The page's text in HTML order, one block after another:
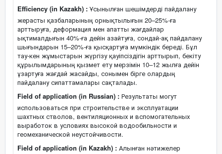
Efficiency (in Kazakh) :Ұсынылған шешімдерді пайдалану
жерасты қазбаларының орнықтылығын 20–25%-ға
арттыруға, деформация мен апатты жағдайлар
ықтималдығын 40%-ға дейін азайтуға, сондай-ақ пайдалану
шығындарын 15–20%-ға қысқартуға мүмкіндік береді. Бұл
тау-кен жұмыстарын жүргізу қауіпсіздігін арттырып, бекіту
құрылымдарының қызмет ету мерзімін 10–12 жылға дейін
ұзартуға жағдай жасайды, сонымен бірге олардың
пайдалану сипаттамалары сақталады.
Field of application (in Russian) : Результаты могут
использоваться при строительстве и эксплуатации
шахтных стволов, вентиляционных и вспомогательных
выработок в условиях высокой водообильности и
геомеханической неустойчивости.
Field of application (in Kazakh) : Алынған нәтижелер